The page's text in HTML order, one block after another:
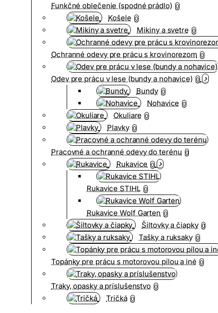
Funkčné oblečenie (spodné prádlo) 0
Košele 0
Mikiny a svetre 0
Ochranné odevy pre prácu s krovinorezom 0
Odev pre prácu v lese (bundy a nohavice) 0
Bundy 0
Nohavice 0
Okuliare 0
Plavky 0
Pracovné a ochranné odevy do terénu 0
Rukavice 0
Rukavice STIHL 0
Rukavice Wolf Garten 0
Šiltovky a čiapky 0
Tašky a ruksaky 0
Topánky pre prácu s motorovou pílou a iné 0
Traky, opasky a príslušenstvo 0
Tričká 0